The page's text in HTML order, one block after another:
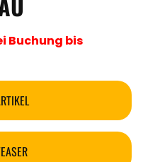
Buchung bis